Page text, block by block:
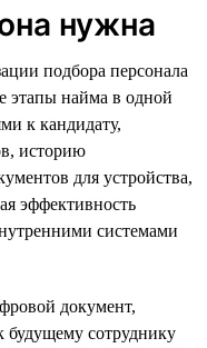
нужна
подбора персонала
этапы найма в одной
к кандидату,
историю
для устройства,
эффективность
системами
документ,
будущему сотруднику